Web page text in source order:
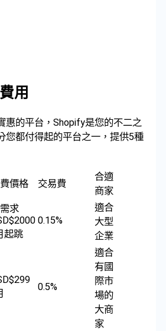
用
惠的平台，Shopify是您的不二之
您都付得起的平台之一，提供5種
價格 交易費
合適
商家
求
起跳
0.15%
適合
大型
企業
0.5%
適合
有國
際市
場的
大商
家